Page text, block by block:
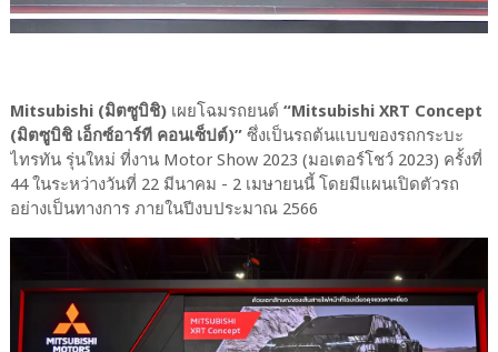
Mitsubishi (มิตซูบิชิ)เผยโฉมรถยนต์ “Mitsubishi XRT Concept
(มิตซูบิชิ เอ็กซ์อาร์ที คอนเซ็ปต์)”ซึ่งเป็นรถต้นแบบของรถกระบะ
ไทรทัน รุ่นใหม่ ที่งาน Motor Show 2023 (มอเตอร์โชว์ 2023) ครั้งที่
44 ในระหว่างวันที่ 22 มีนาคม - 2 เมษายนนี้ โดยมีแผนเปิดตัวรถ
อย่างเป็นทางการ ภายในปีงบประมาณ 2566